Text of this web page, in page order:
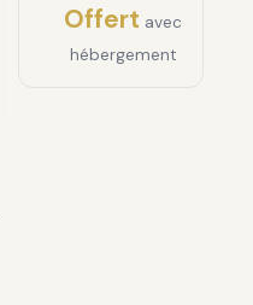
Offert avec
hébergement